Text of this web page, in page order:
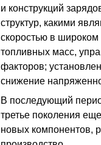
и конструкций
структур, какими
скоростью в
топливных масс,
факторов;
снижение
В последующий
третье поколения
новых компонентов,